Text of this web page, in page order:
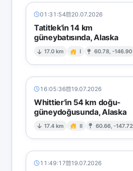
01:31:54 20.07.2026
Tatitlek'in 14 km
güneybatısında, Alaska
17.0 km I 60.78, -146.90
16:05:36 19.07.2026
Whittier'in 54 km doğu-
güneydoğusunda, Alaska
17.4 km II 60.66, -147.72
11:49:17 19.07.2026